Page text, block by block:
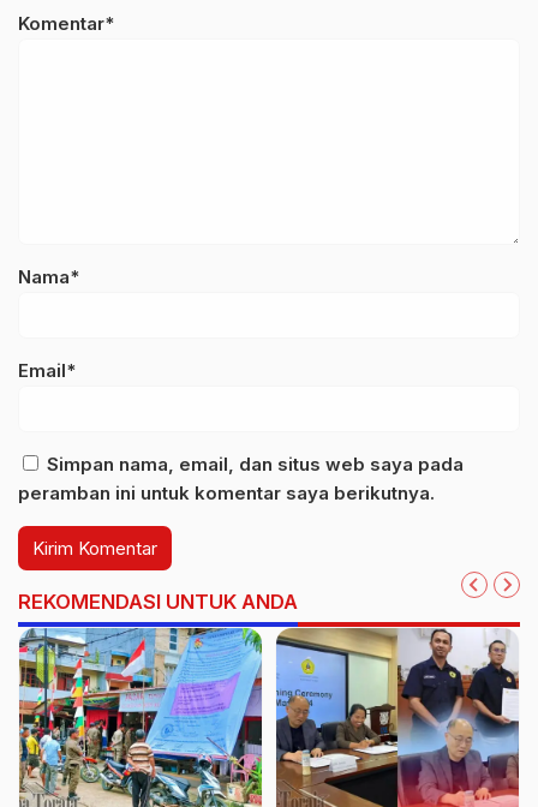
Komentar*
Nama*
Email*
Simpan nama, email, dan situs web saya pada
peramban ini untuk komentar saya berikutnya.
REKOMENDASI UNTUK ANDA